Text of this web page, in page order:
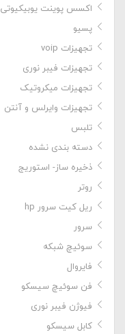
اکسس پوینت یوبیکیوتی
پسیو
تجهیزات voip
تجهیزات فیبر نوری
تجهیزات میکروتیک
تجهیزات وایرلس و آنتن
تلبس
دسته بندی نشده
ذخیره ساز- استوریج
روتر
ریل کیت سرور hp
سرور
سوئیچ شبکه
فایروال
فن سوئیچ سیسکو
فیوژن فیبر نوری
کابل سیسکو